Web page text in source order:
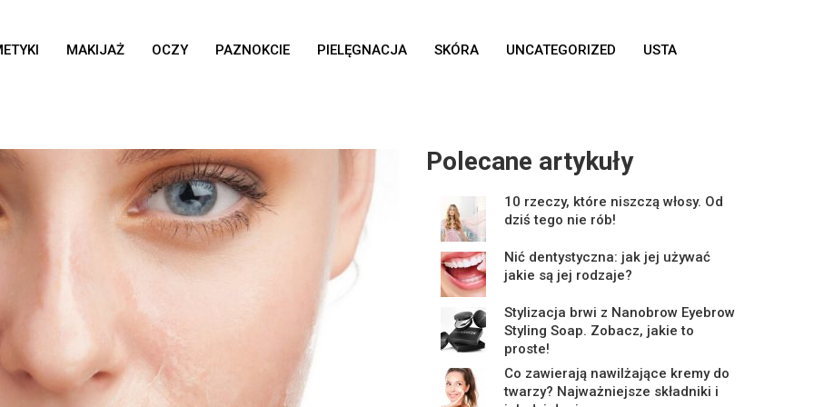
MAKIJAŻ OCZY PAZNOKCIE PIELĘGNACJA SKÓRA UNCATEGORIZED USTA
Polecane artykuły
10 rzeczy, które niszczą włosy. Od
dziś tego nie rób!
Nić dentystyczna: jak jej używać
jakie są jej rodzaje?
Stylizacja brwi z Nanobrow Eyebrow
Styling Soap. Zobacz, jakie to
proste!
Co zawierają nawilżające kremy do
twarzy? Najważniejsze składniki i